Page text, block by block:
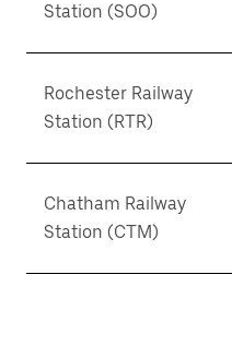
Station (SOO)
Rochester Railway
Station (RTR)
Chatham Railway
Station (CTM)